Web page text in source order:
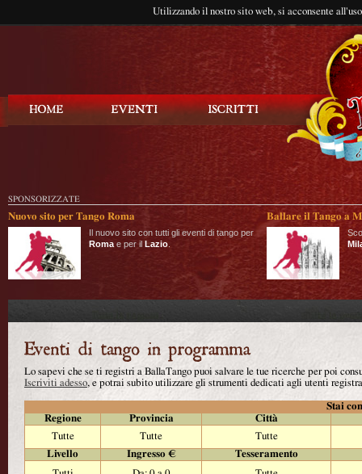
Utilizzando il nostro sito web, si acconsente
SPONSORIZZATE
Nuovo sito per Tango Roma
Il nuovo sito con tutti gli eventi di tango per
Roma e per il Lazio
Ballare il Tango a
Lo sapevi che se ti registri a BallaTango puoi salvare le tue ricerche per poi
Iscriviti adesso, e potrai subito utilizzare gli strumenti dedicati agli utenti
Stai
Regione
Provincia
Città
Tutte
Tutte
Tutte
Livello
Ingresso €
Tesseramento